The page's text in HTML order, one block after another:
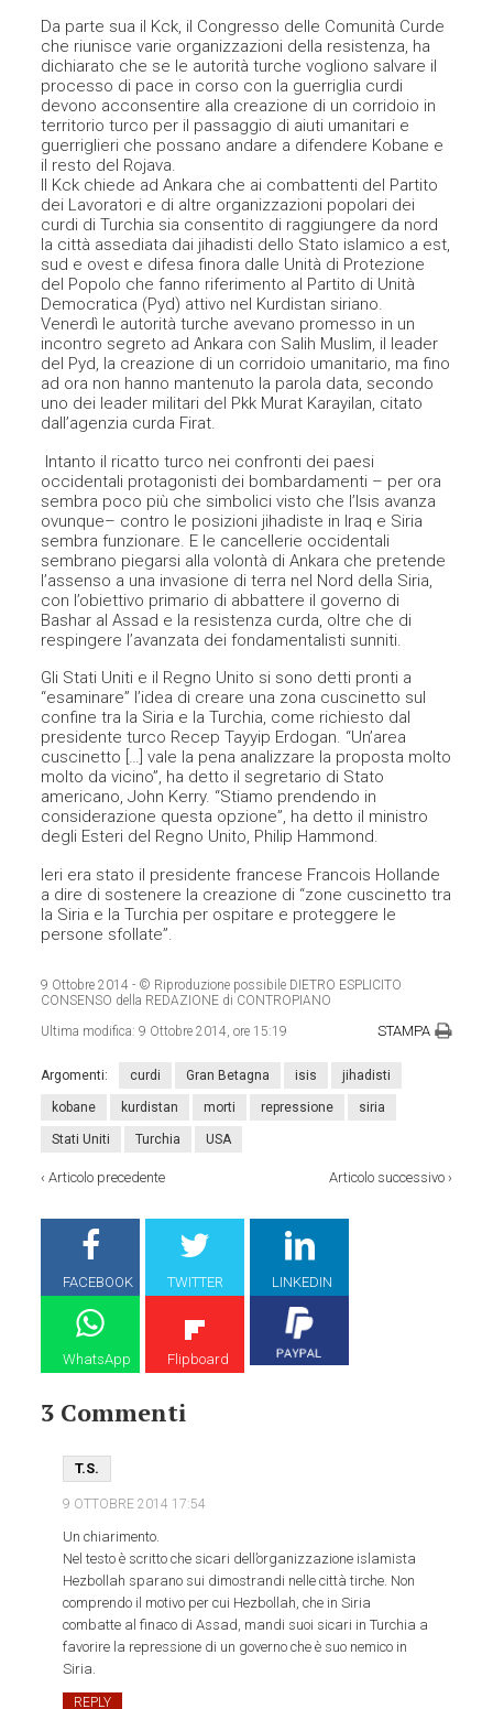
Da parte sua il Kck, il Congresso delle Comunità Curde
che riunisce varie organizzazioni della resistenza, ha
dichiarato che se le autorità turche vogliono salvare il
processo di pace in corso con la guerriglia curdi
devono acconsentire alla creazione di un corridoio in
territorio turco per il passaggio di aiuti umanitari e
guerriglieri che possano andare a difendere Kobane e
il resto del Rojava.
Il Kck chiede ad Ankara che ai combattenti del Partito
dei Lavoratori e di altre organizzazioni popolari dei
curdi di Turchia sia consentito di raggiungere da nord
la città assediata dai jihadisti dello Stato islamico a est,
sud e ovest e difesa finora dalle Unità di Protezione
del Popolo che fanno riferimento al Partito di Unità
Democratica (Pyd) attivo nel Kurdistan siriano.
Venerdì le autorità turche avevano promesso in un
incontro segreto ad Ankara con Salih Muslim, il leader
del Pyd, la creazione di un corridoio umanitario, ma fino
ad ora non hanno mantenuto la parola data, secondo
uno dei leader militari del Pkk Murat Karayilan, citato
dall’agenzia curda Firat.
Intanto il ricatto turco nei confronti dei paesi
occidentali protagonisti dei bombardamenti – per ora
sembra poco più che simbolici visto che l’Isis avanza
ovunque– contro le posizioni jihadiste in Iraq e Siria
sembra funzionare. E le cancellerie occidentali
sembrano piegarsi alla volontà di Ankara che pretende
l’assenso a una invasione di terra nel Nord della Siria,
con l’obiettivo primario di abbattere il governo di
Bashar al Assad e la resistenza curda, oltre che di
respingere l’avanzata dei fondamentalisti sunniti.
Gli Stati Uniti e il Regno Unito si sono detti pronti a
“esaminare” l’idea di creare una zona cuscinetto sul
confine tra la Siria e la Turchia, come richiesto dal
presidente turco Recep Tayyip Erdogan. “Un’area
cuscinetto […] vale la pena analizzare la proposta molto
molto da vicino”, ha detto il segretario di Stato
americano, John Kerry. “Stiamo prendendo in
considerazione questa opzione”, ha detto il ministro
degli Esteri del Regno Unito, Philip Hammond.
Ieri era stato il presidente francese Francois Hollande
a dire di sostenere la creazione di “zone cuscinetto tra
la Siria e la Turchia per ospitare e proteggere le
persone sfollate”.
9 Ottobre 2014 - © Riproduzione possibile DIETRO ESPLICITO
CONSENSO della REDAZIONE di CONTROPIANO
Ultima modifica:9 Ottobre 2014, ore 15:19 STAMPA
Argomenti: curdi Gran Betagna isis jihadisti
kobane kurdistan morti repressione siria
Stati Uniti Turchia USA
‹Articolo precedente Articolo successivo›
FACEBOOK TWITTER LINKEDIN
WhatsApp Flipboard
3 Commenti
T.S.
9 OTTOBRE 2014 17:54
Un chiarimento.
Nel testo è scritto che sicari dell’organizzazione islamista
Hezbollah sparano sui dimostrandi nelle città tirche. Non
comprendo il motivo per cui Hezbollah, che in Siria
combatte al finaco di Assad, mandi suoi sicari in Turchia a
favorire la repressione di un governo che è suo nemico in
Siria.
REPLY